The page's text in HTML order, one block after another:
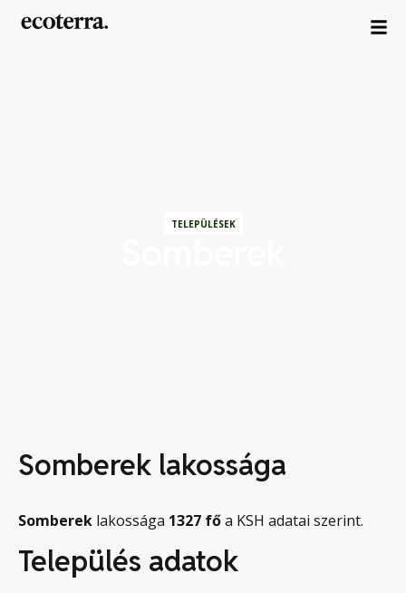
TELEPÜLÉSEK
Somberek lakossága
Somberek lakossága 1327 főa KSH adatai szerint.
Település adatok